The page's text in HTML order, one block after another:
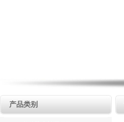
产品类别